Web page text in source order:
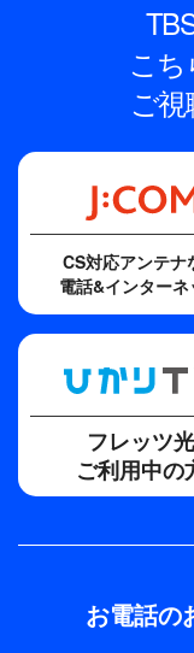
こ
ご視
CS対応アンテナ
電話&インターネ
フレッツ光
ご利用中の
お電話の